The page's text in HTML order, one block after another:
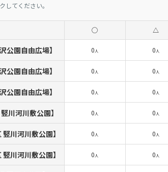
してください。
◯ △
公園自由広場】 0人 0人
公園自由広場】 0人 0人
公園自由広場】 0人 0人
川河川敷公園】 0人 0人
川河川敷公園】 0人 0人
川河川敷公園】 0人 0人